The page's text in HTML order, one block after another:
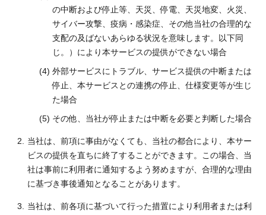
の中断および停止等、天災、停電、天災地変、火災、
サイバー攻撃、疫病・感染症、その他当社の合理的な
支配の及ばないあらゆる状況を意味します。以下同
じ。）により本サービスの提供ができない場合
外部サービスにトラブル、サービス提供の中断または
停止、本サービスとの連携の停止、仕様変更等が生じ
た場合
その他、当社が停止または中断を必要と判断した場合
当社は、前項に事由がなくても、当社の都合により、本サー
ビスの提供を直ちに終了することができます。この場合、当
社は事前に利用者に通知するよう努めますが、合理的な理由
に基づき事後通知となることがあります。
当社は、前各項に基づいて行った措置により利用者または利